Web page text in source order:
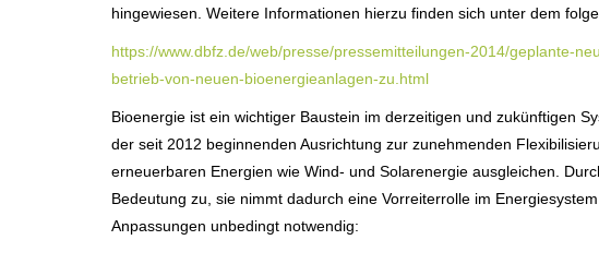
hingewiesen. Weitere Informationen hierzu finden sich unter dem
https://www.dbfz.de/web/presse/pressemitteilungen-2014/geplante-
betrieb-von-neuen-bioenergieanlagen-zu.html
Bioenergie ist ein wichtiger Baustein im derzeitigen und zukünftigen
der seit 2012 beginnenden Ausrichtung zur zunehmenden
erneuerbaren Energien wie Wind- und Solarenergie ausgleichen.
Bedeutung zu, sie nimmt dadurch eine Vorreiterrolle im
Anpassungen unbedingt notwendig: